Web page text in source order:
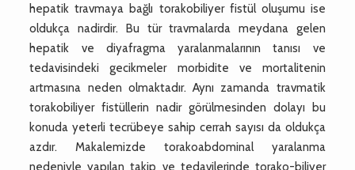
hepatik travmaya bağlı torakobiliyer fistül oluşumu ise
oldukça nadirdir. Bu tür travmalarda meydana gelen
hepatik ve diyafragma yaralanmalarının tanısı ve
tedavisindeki gecikmeler morbidite ve mortalitenin
artmasına neden olmaktadır. Aynı zamanda travmatik
torakobiliyer fistüllerin nadir görülmesinden dolayı bu
konuda yeterli tecrübeye sahip cerrah sayısı da oldukça
azdır. Makalemizde torakoabdominal yaralanma
nedeniyle yapılan takip ve tedavilerinde torako-biliyer